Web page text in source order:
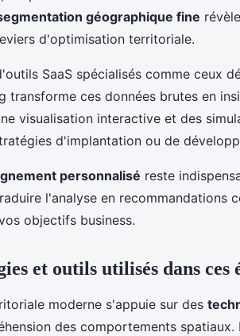
géographique fine
d'optimisation territoriale.
SaaS spécialisés comme ceux
transforme ces données brutes en
visualisation interactive et des
d'implantation ou de
personnalisé reste
l'analyse en recommandations
objectifs business.
et outils utilisés dans ces
moderne s'appuie sur des
des comportements